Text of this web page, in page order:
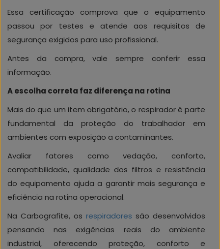
Essa certificação comprova que o equipamento
passou por testes e atende aos requisitos de
segurança exigidos para uso profissional.
Antes da compra, vale sempre conferir essa
informação.
A escolha correta faz diferença na rotina
Mais do que um item obrigatório, o respirador é parte
fundamental da proteção do trabalhador em
ambientes com exposição a contaminantes.
Avaliar fatores como vedação, conforto,
compatibilidade, qualidade dos filtros e resistência
do equipamento ajuda a garantir mais segurança e
eficiência na rotina operacional.
Na Carbografite, os respiradores são desenvolvidos
pensando nas exigências reais do ambiente
industrial, oferecendo proteção, conforto e